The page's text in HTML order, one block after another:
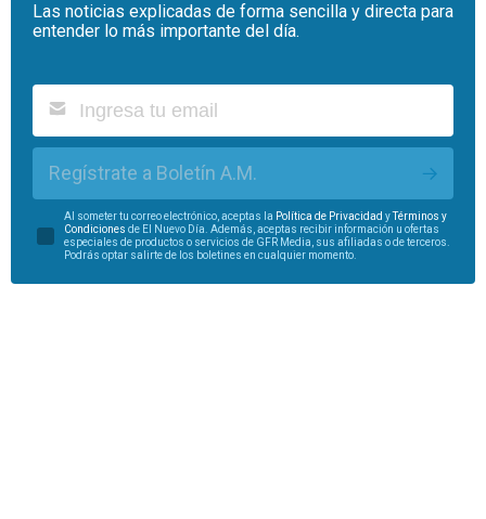
Las noticias explicadas de forma sencilla y directa para
entender lo más importante del día.
Regístrate a Boletín A.M.
Al someter tu correo electrónico, aceptas la Política de Privacidad yTérminos y
Condiciones de El Nuevo Día. Además, aceptas recibir información u ofertas
especiales de productos o servicios de GFR Media, sus afiliadas o de terceros.
Podrás optar salirte de los boletines en cualquier momento.